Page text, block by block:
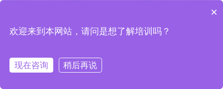
×
欢迎来到本网站，请问是想了解培训吗？
现在咨询
稍后再说
在线咨询